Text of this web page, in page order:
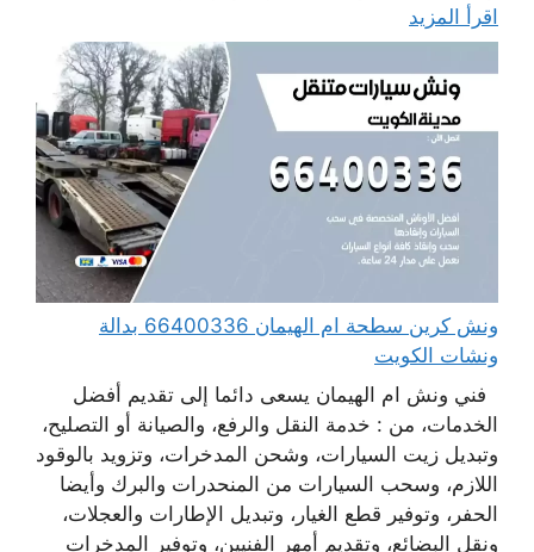
اقرأ المزيد
ونش كرين سطحة ام الهيمان 66400336 بدالة
ونشات الكويت
فني ونش ام الهيمان يسعى دائما إلى تقديم أفضل
الخدمات، من : خدمة النقل والرفع، والصيانة أو التصليح،
وتبديل زيت السيارات، وشحن المدخرات، وتزويد بالوقود
اللازم، وسحب السيارات من المنحدرات والبرك وأيضا
الحفر، وتوفير قطع الغيار، وتبديل الإطارات والعجلات،
ونقل البضائع، وتقديم أمهر الفنيين، وتوفير المدخرات